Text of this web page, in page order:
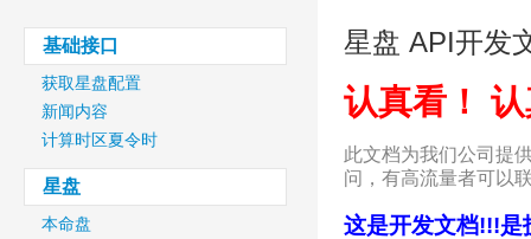
基础接口
获取星盘配置
新闻内容
计算时区夏令时
星盘
本命盘
星盘 API开发
认真看！
此文档为我们公司提
问，有高流量者可以
这是开发文档!!!是